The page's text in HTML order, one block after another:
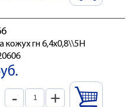
кожух гн 6,4x0,8\\5H
- +